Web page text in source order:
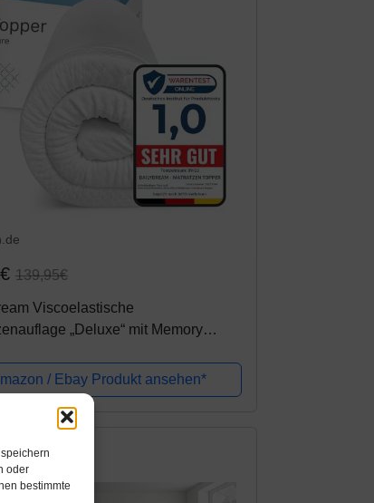
oder
bestimmte
139,95€
Viscoelastische
„Deluxe“ mit Memory
/ Ebay Produkt ansehen*